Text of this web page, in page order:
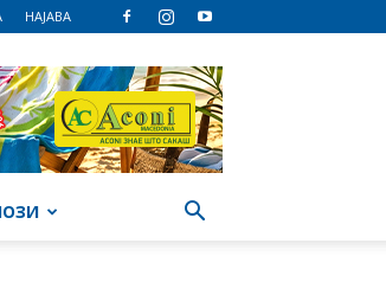
НАЈАВА